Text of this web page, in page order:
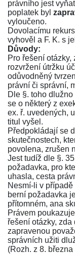
právního jest
poplatek byl
vyloučeno.
Dovolacímu
vyhověl a F. K. s
Důvody:
Pro řešení
rozvržení útržku
odůvodněný
právní či správní,
Dle §. toho dlužno
se o některý z
ex. ř. uvedených,
titul vyšel.
Předpokládají se
skutečnostech,
povolena, zrušen
Jest tudíž dle §.
požadavka, pro
uhasla, cesta
Nesmí-li v
berní požadavka
přítomném, ana
Právem
řešení otázky,
zapravenou
správních užiti
(Rozh. z 8.